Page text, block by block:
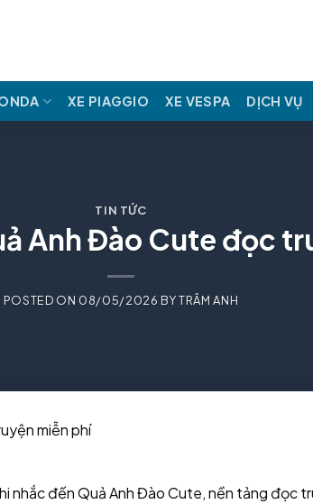
XE PIAGGIO XE VESPA DỊCH VỤ
TIN TỨC
Anh Đào Cute đọc
POSTED ON 08/05/2026 BYTRÂM ANH
miễn phí
nhắc đến Quả Anh Đào Cute, nền tảng đọc